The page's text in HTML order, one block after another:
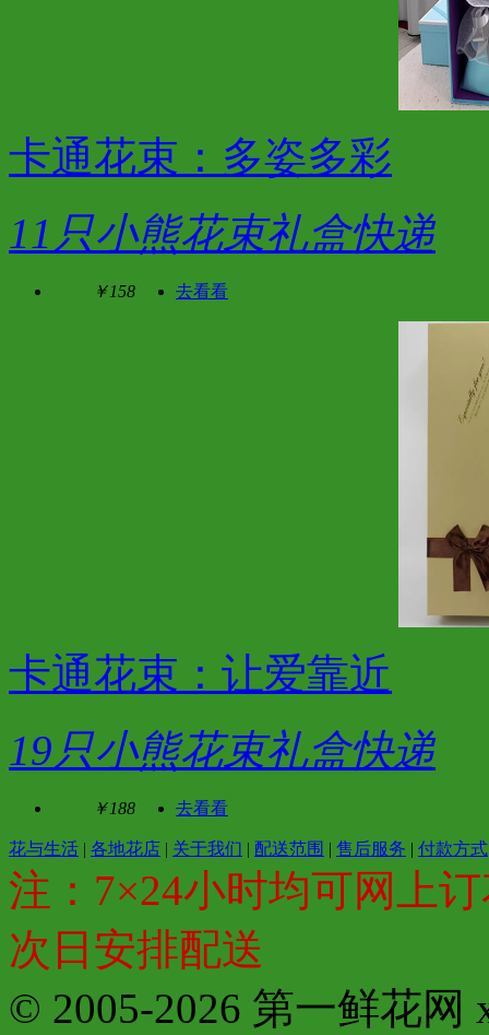
卡通花束：多姿多彩
11只小熊花束礼盒快递
￥158 去看看
卡通花束：让爱靠近
19只小熊花束礼盒快递
￥188 去看看
花与生活 | 各地花店 | 关于我们 | 配送范围 | 售后服务 | 付款方式
注：7×24小时均可网上
次日安排配送
© 2005-2026 第一鲜花网